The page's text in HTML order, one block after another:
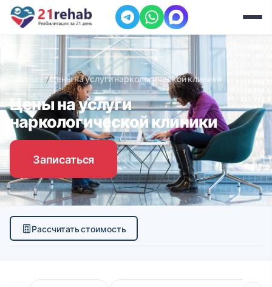
Главная Цены на услуги наркологической клиники
Цены на услуги
наркологической клиники
Записаться
Рассчитать стоимость